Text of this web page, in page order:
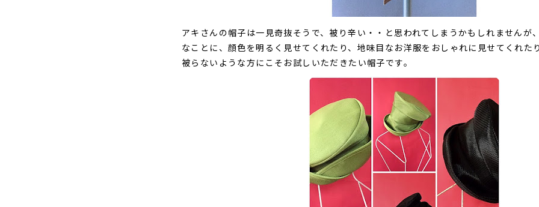
アキさんの帽子は一見奇抜そうで、被り辛い・・と思われてしまうかもしれませんが
なことに、顔色を明るく見せてくれたり、地味目なお洋服をおしゃれに見せてくれた
被らないような方にこそお試しいただきたい帽子です。